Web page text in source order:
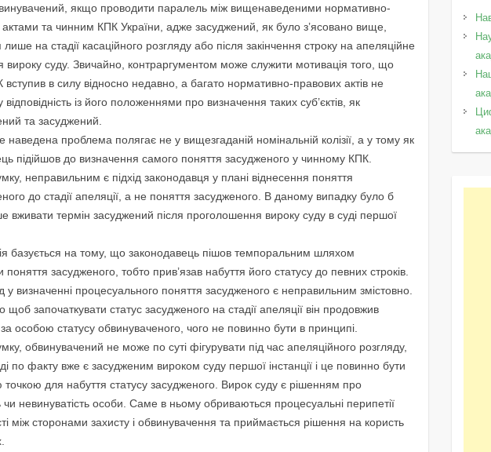
якщо проводити паралель між вищенаведеними нормативно-
та чинним КПК України, адже засуджений, як було з’ясовано вище,
лише на стадії касаційного розгляду або після закінчення строку на апеляційне
вироку суду. Звичайно, контраргументом може служити мотивація того, що
в силу відносно недавно, а багато нормативно-правових актів не
відповідність із його положеннями про визначення таких суб’єктів, як
та засуджений.
проблема полягає не у вищезгаданій номінальній колізії, а у тому як
підійшов до визначення самого поняття засудженого у чинному КПК.
неправильним є підхід законодавця у плані віднесення поняття
до стадії апеляції, а не поняття засудженого. В даному випадку було б
вживати термін засуджений після проголошення вироку суду в суді першої
базується на тому, що законодавець пішов темпоральним шляхом
поняття засудженого, тобто прив’язав набуття його статусу до певних строків.
у визначенні процесуального поняття засудженого є неправильним змістовно.
щоб започаткувати статус засудженого на стадії апеляції він продовжив
за особою статусу обвинуваченого, чого не повинно бути в принципі.
обвинувачений не може по суті фігурувати під час апеляційного розгляду,
по факту вже є засудженим вироком суду першої інстанції і це повинно бути
точкою для набуття статусу засудженого. Вирок суду є рішенням про
чи невинуватість особи. Саме в ньому обриваються процесуальні перипетії
між сторонами захисту і обвинувачення та приймається рішення на користь